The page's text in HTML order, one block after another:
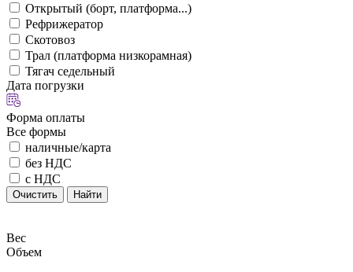
Открытый (борт, платформа...)
Рефрижератор
Скотовоз
Трал (платформа низкорамная)
Тягач седельный
Дата погрузки
Форма оплаты
Все формы
наличные/карта
без НДС
с НДС
Очистить Найти
Вес
Объем